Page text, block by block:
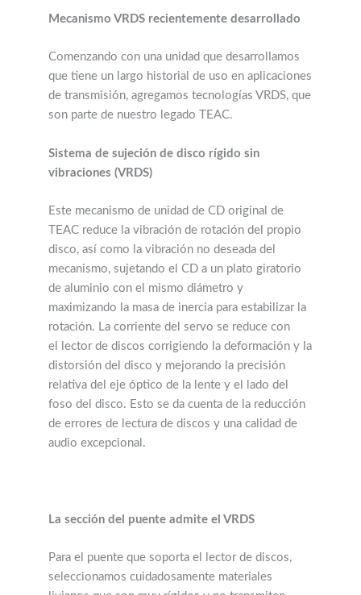
Mecanismo VRDS recientemente desarrollado
Comenzando con una unidad que desarrollamos
que tiene un largo historial de uso en aplicaciones
de transmisión, agregamos tecnologías VRDS, que
son parte de nuestro legado TEAC.
Sistema de sujeción de disco rígido sin
vibraciones (VRDS)
Este mecanismo de unidad de CD original de
TEAC reduce la vibración de rotación del propio
disco, así como la vibración no deseada del
mecanismo, sujetando el CD a un plato giratorio
de aluminio con el mismo diámetro y
maximizando la masa de inercia para estabilizar la
rotación. La corriente del servo se reduce con
el lector de discos corrigiendo la deformación y la
distorsión del disco y mejorando la precisión
relativa del eje óptico de la lente y el lado del
foso del disco. Esto se da cuenta de la reducción
de errores de lectura de discos y una calidad de
audio excepcional.
La sección del puente admite el VRDS
Para el puente que soporta el lector de discos,
seleccionamos cuidadosamente materiales